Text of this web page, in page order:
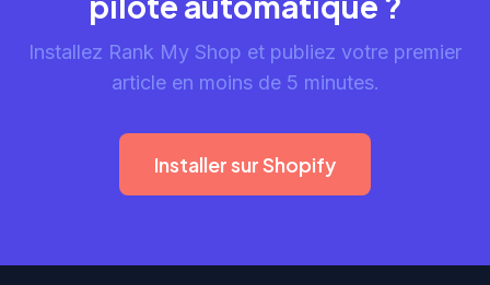
Installez Rank My Shop et publiez votre premier
article en moins de 5 minutes.
Installer sur Shopify